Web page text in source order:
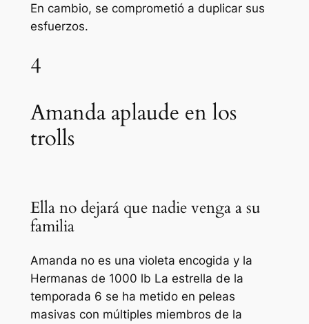
En cambio, se comprometió a duplicar sus
esfuerzos.
4
Amanda aplaude en los
trolls
Ella no dejará que nadie venga a su
familia
Amanda no es una violeta encogida y la
Hermanas de 1000 lb La estrella de la
temporada 6 se ha metido en peleas
masivas con múltiples miembros de la